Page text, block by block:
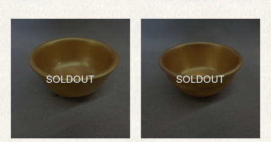
SOLDOUT SOLDOUT